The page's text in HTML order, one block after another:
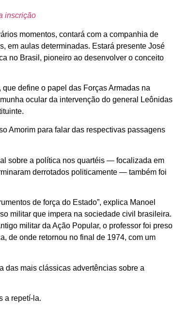
inscrição
momentos, contará com a companhia de
em aulas determinadas. Estará presente José
no Brasil, pioneiro ao desenvolver o conceito
define o papel das Forças Armadas na
ocular da intervenção do general Leônidas
Amorim para falar das respectivas passagens
sobre a política nos quartéis — focalizada em
derrotados politicamente — também foi
de força do Estado”, explica Manoel
militar que impera na sociedade civil brasileira.
militar da Ação Popular, o professor foi preso
de onde retornou no final de 1974, com um
das mais clássicas advertências sobre a
a repetí-la.